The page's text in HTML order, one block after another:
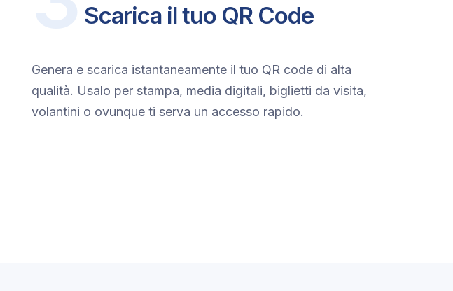
Scarica il tuo QR Code
Genera e scarica istantaneamente il tuo QR code di alta
qualità. Usalo per stampa, media digitali, biglietti da visita,
volantini o ovunque ti serva un accesso rapido.